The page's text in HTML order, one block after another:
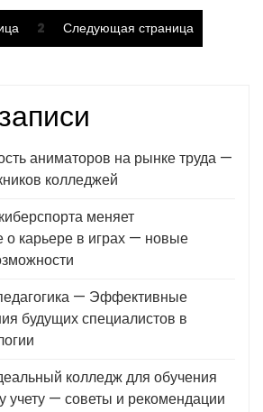
Страница
2 Следующая страница
аниматоров на рынке труда —
колледжей
меняет
о карьере в играх — новые
— Эффективные
будущих специалистов в
колледж для обучения
учету — советы и рекомендации